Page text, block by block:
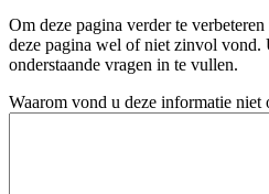
Om deze pagina verder te
deze pagina wel of niet zinvol vond.
onderstaande vragen in te vullen.
Waarom vond u deze informatie